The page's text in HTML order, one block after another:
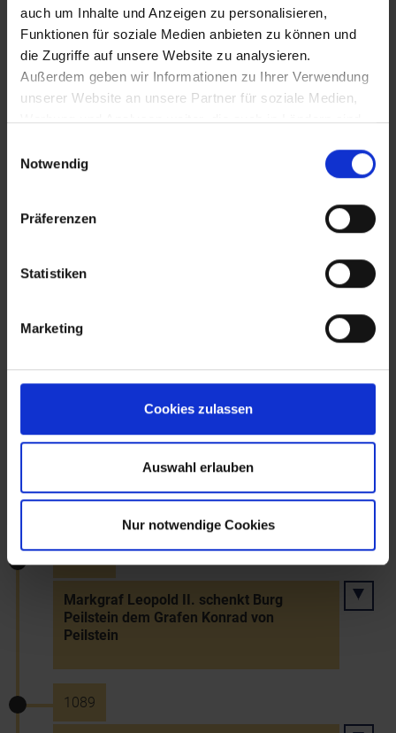
auch um Inhalte und Anzeigen zu personalisieren,
Funktionen für soziale Medien anbieten zu können und
die Zugriffe auf unsere Website zu analysieren.
Außerdem geben wir Informationen zu Ihrer Verwendung
unserer Website an unsere Partner für soziale Medien,
Werbung und Analysen weiter, die auch in Ländern sind,
gegeben ist, und in denen Sie Ihre Rechte uU nicht
effektiv durchsetzen können. Unsere Partner führen
diese Informationen möglicherweise mit weiteren Daten
zusammen, die Sie ihnen bereitgestellt haben oder die
haben.
Notwendig
Präferenzen
Statistiken
Marketing
Cookies zulassen
Auswahl erlauben
Nur notwendige Cookies
1083
Gründung des Augustiner-
Kaiser Heinrich IV.
~1085
Markgraf Leopold II. schenkt die
Schallaburg Sigihard von Burghausen
Markgraf Leopold II. schenkt Burg
Peilstein dem Grafen Konrad von
Peilstein
1089